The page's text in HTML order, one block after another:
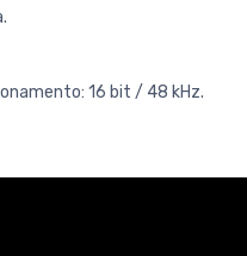
16 bit / 48 kHz.